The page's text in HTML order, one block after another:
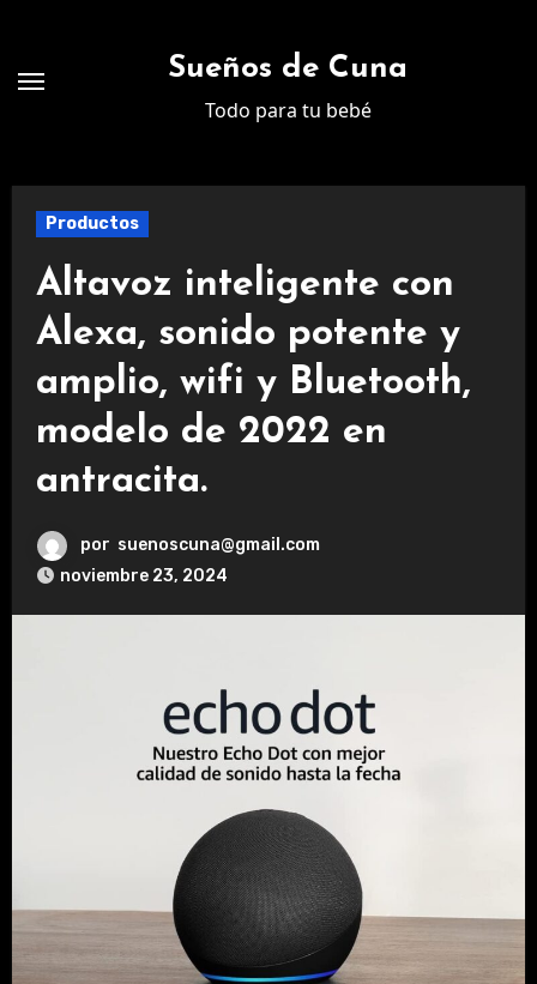
contenido
Sueños de Cuna
Todo para tu bebé
Productos
Altavoz inteligente con
Alexa, sonido potente y
amplio, wifi y Bluetooth,
modelo de 2022 en
antracita.
por suenoscuna@gmail.com
noviembre 23, 2024